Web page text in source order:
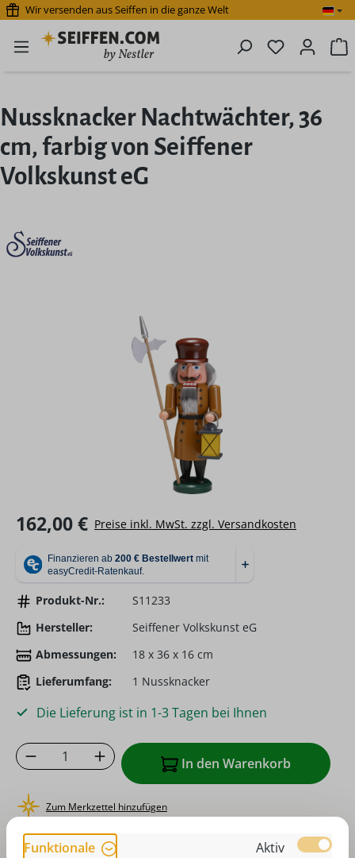
Zum Hauptinhalt springen
Wir versenden aus Seiffen in die ganze Welt
Du hast 0
Nussknacker Nachtwächter, 36
cm, farbig von Seiffener
Volkskunst eG
Bildergalerie überspringen
Regulärer Preis:
162,00 € Preise inkl. MwSt. zzgl. Versandkosten
Produkt-Nr.:
S11233
Hersteller:
Seiffener Volkskunst eG
Abmessungen:
18 x 36 x 16 cm
Lieferumfang:
1 Nussknacker
Die Lieferung ist in 1-3 Tagen bei Ihnen
Produkt Anzahl: Gib den gewünschten
In den Warenkorb
Zum Merkzettel hinzufügen
oder sofort bestellen mit
Funktionale
Aktiv